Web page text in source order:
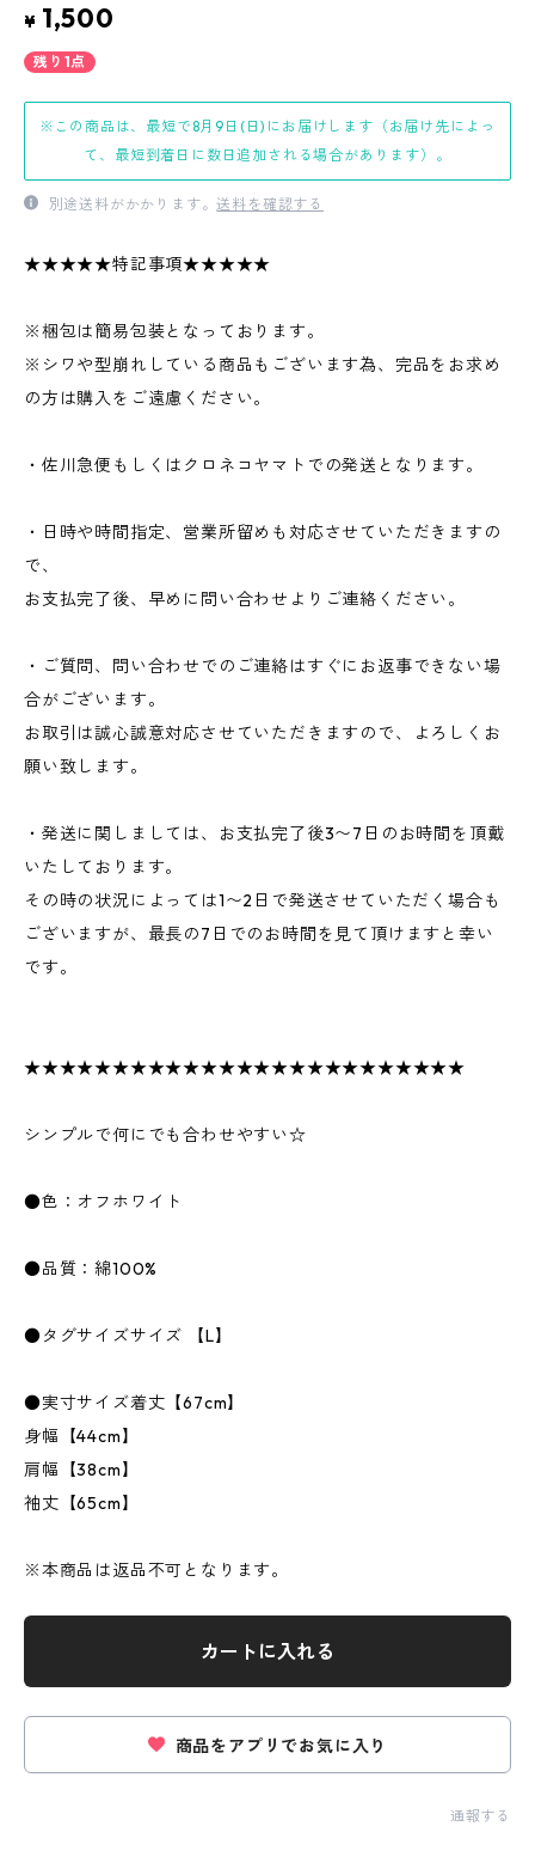
¥ 1,500
残り1点
※この商品は、最短で8月9日(日)にお届けします（お届け先によっ
て、最短到着日に数日追加される場合があります）。
別途送料がかかります。送料を確認する
★★★★★特記事項★★★★★
※梱包は簡易包装となっております。
※シワや型崩れしている商品もございます為、完品をお求め
の方は購入をご遠慮ください。
・佐川急便もしくはクロネコヤマトでの発送となります。
・日時や時間指定、営業所留めも対応させていただきますの
で、
お支払完了後、早めに問い合わせよりご連絡ください。
・ご質問、問い合わせでのご連絡はすぐにお返事できない場
合がございます。
お取引は誠心誠意対応させていただきますので、よろしくお
願い致します。
・発送に関しましては、お支払完了後3〜7日のお時間を頂戴
いたしております。
その時の状況によっては1〜2日で発送させていただく場合も
ございますが、最長の7日でのお時間を見て頂けますと幸い
です。
★★★★★★★★★★★★★★★★★★★★★★★★★
シンプルで何にでも合わせやすい☆
●色：オフホワイト
●品質：綿100%
●タグサイズサイズ 【L】
●実寸サイズ着丈【67cm】
身幅【44cm】
肩幅【38cm】
袖丈【65cm】
※本商品は返品不可となります。
カートに入れる
商品をアプリでお気に入り
通報する